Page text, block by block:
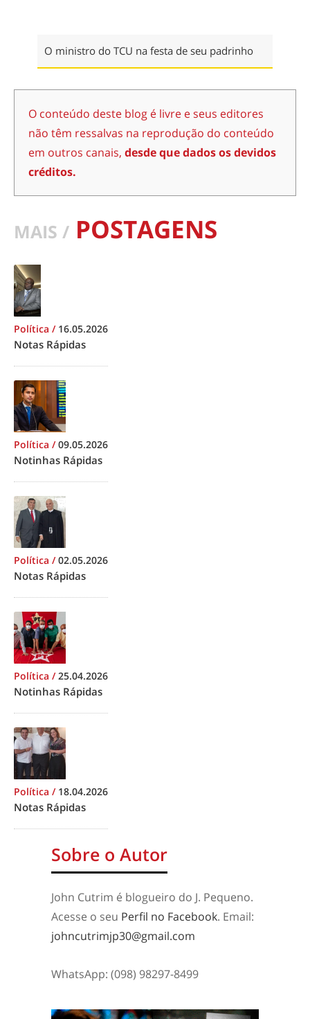
O ministro do TCU na festa de seu padrinho
O conteúdo deste blog é livre e seus editores
não têm ressalvas na reprodução do conteúdo
em outros canais, desde que dados os devidos
créditos.
MAIS / POSTAGENS
Política / 16.05.2026
Notas Rápidas
Política /09.05.2026
Notinhas Rápidas
Política /02.05.2026
Notas Rápidas
Política /25.04.2026
Notinhas Rápidas
Política / 18.04.2026
Notas Rápidas
Sobre o Autor
John Cutrim é blogueiro do J. Pequeno.
Acesse o seu Perfil no Facebook. Email:
johncutrimjp30@gmail.com
WhatsApp: (098) 98297-8499